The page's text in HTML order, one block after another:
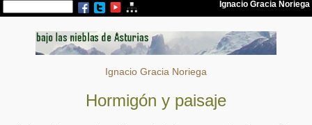
Ignacio Gracia Noriega
Hormigón y paisaje